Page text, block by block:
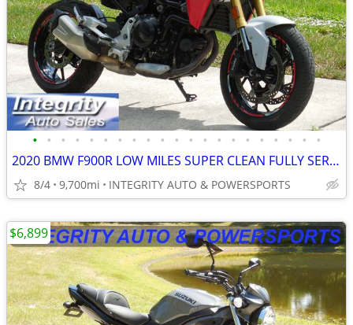
• • • • • • • • • • • • • • • • • • • • •
2020 BMW F900R LOW MILES SUPER CLEAN FULLY SERVICED NO BS FEES!!!!!!!
8/4 9,700mi INTEGRITY AUTO & POWERSPORTS
$6,899